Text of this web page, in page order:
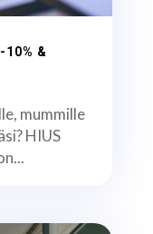
&
mummille
HIUS